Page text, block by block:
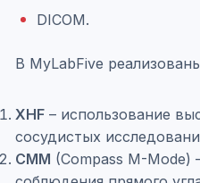
DICOM.
В MyLabFive
XHF – использование
сосудистых
CMM (Compass M-